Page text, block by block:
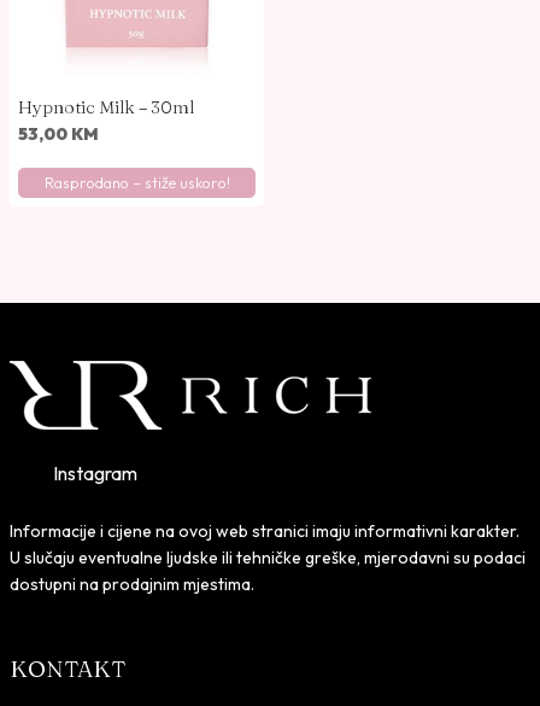
Hypnotic Milk – 30ml
53,00 KM
Rasprodano – stiže uskoro!
Instagram
Informacije i cijene na ovoj web stranici imaju informativni karakter.
U slučaju eventualne ljudske ili tehničke greške, mjerodavni su podaci
dostupni na prodajnim mjestima.
KONTAKT